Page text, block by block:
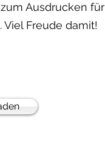
Ausdrucken für
Freude damit!